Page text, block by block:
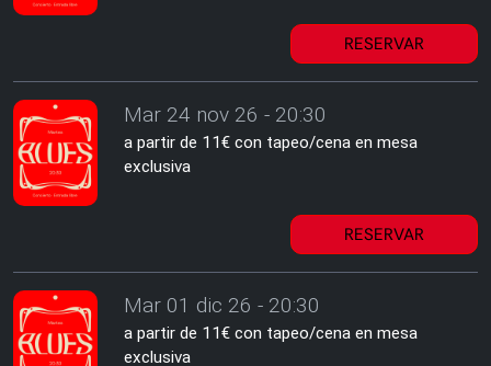
RESERVAR
Mar 24 nov 26 - 20:30
a partir de 11€ con tapeo/cena en mesa
exclusiva
RESERVAR
Mar 01 dic 26 - 20:30
a partir de 11€ con tapeo/cena en mesa
exclusiva